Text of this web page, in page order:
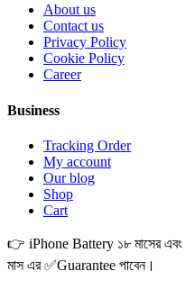
About us
Contact us
Privacy Policy
Cookie Policy
Career
Business
Tracking Order
My account
Our blog
Shop
Cart
👉 iPhone Battery ১৮ মাসের এবং
মাস এর ✅Guarantee পাবেন।